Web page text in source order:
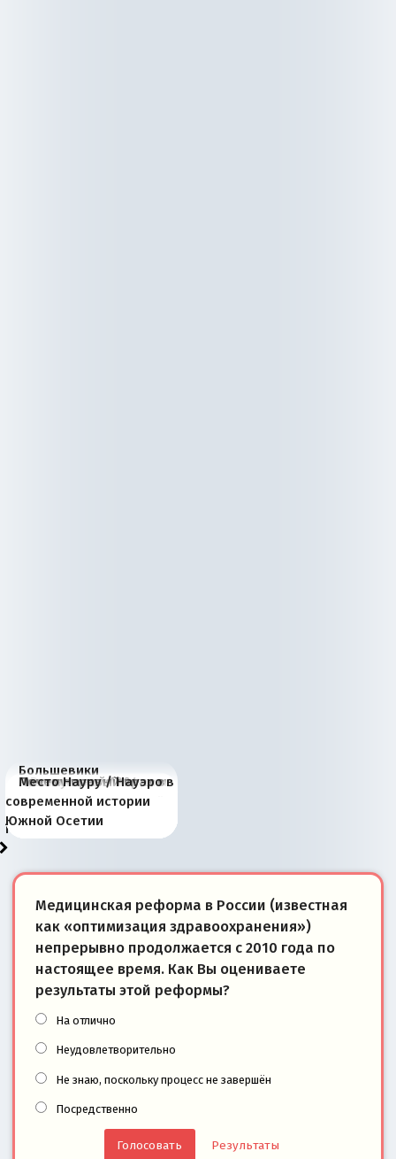
Большевики
отличаются от «Яблока»
тем, что они -
победители
Киевская марионетка
Запада рассказала о
«переобувании» хозяев
В России назрели
перемены: 15 шагов к
суверенной экономике
Миграционный пожар
Европы
Россия начинает
сбрасывать балласт
Анкориджа
Россия зимой 1904
года: первые уступки во
внутренней политике
Русская нация вчера и
сегодня
Почему правый крах в
Варшаве не поможет её
отношениям с Россией?
Место Науру / Науэро в
современной истории
Южной Осетии
Медицинская реформа в России (известная
как «оптимизация здравоохранения»)
непрерывно продолжается с 2010 года по
настоящее время. Как Вы оцениваете
результаты этой реформы?
На отлично
Неудовлетворительно
Не знаю, поскольку процесс не завершён
Посредственно
Результаты